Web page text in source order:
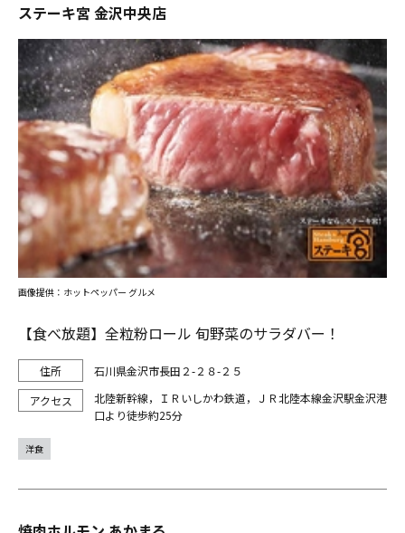
ステーキ宮 金沢中央店
【食べ放題】全粒粉ロール 旬野菜のサラダバー！
石川県金沢市長田２-２８-２５
北陸新幹線，ＩＲいしかわ鉄道，ＪＲ北陸本線金沢駅金沢港
口より徒歩約25分
画像提供：ホットペッパー グルメ
洋食